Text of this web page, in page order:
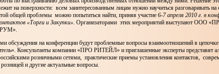
на поверхности: всем заинтересованным лицам нужно научиться разговаривать
общей проблемы можно попытаться найти, приняв участие 6-7 апреля 2010 г. в
«Торги и Закупки». Организаторами этих мероприятий выступают ООО
обсуждения на конференции будут проблемные вопросы взаимоотношений в цепочке
Консультанты компании «ПРО РИТЕЙЛ» и приглашенные эксперты представят
розничными сетями, практические приемы установления контактов,
и другие актуальные вопросы.